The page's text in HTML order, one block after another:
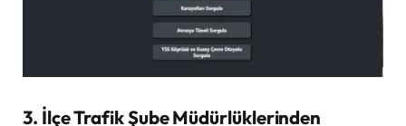
3. İlçe Trafik Şube Müdürlüklerinden